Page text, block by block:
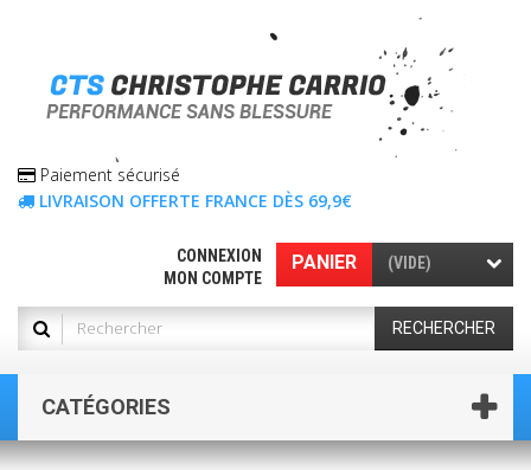
Paiement sécurisé
LIVRAISON OFFERTE FRANCE DÈS 69,9€
PANIER (VIDE)
CONNEXION
MON COMPTE
RECHERCHER
CATÉGORIES